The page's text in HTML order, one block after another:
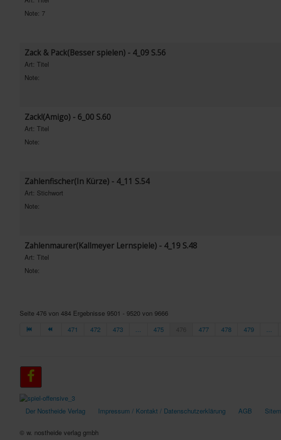
Note: 7
Zack & Pack(Besser spielen) - 4_09 S.56
Art: Titel
Note:
Zack!(Amigo) - 6_00 S.60
Art: Titel
Note:
Zahlenfischer(In Kürze) - 4_11 S.54
Art: Stichwort
Note:
Zahlenmaurer(Kallmeyer Lernspiele) - 4_19 S.48
Art: Titel
Note:
Seite 476 von 484 Ergebnisse 9501 - 9520 von 9666
471
472 473 ... 475 477 478 479 ...
Der Nostheide Verlag Impressum / Kontakt / Datenschutzerklärung AGB
© w. nostheide verlag gmbh